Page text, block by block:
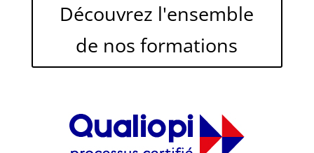
Découvrez l'ensemble
de nos formations